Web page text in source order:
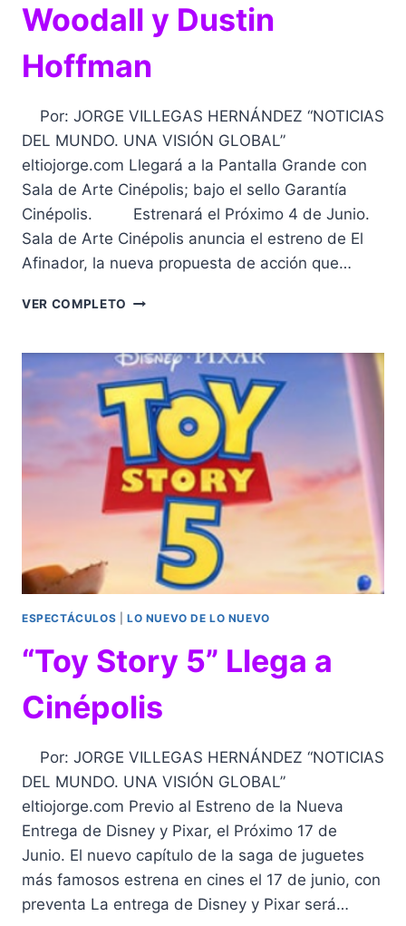
Woodall y Dustin
Hoffman
Por: JORGE VILLEGAS HERNÁNDEZ “NOTICIAS
DEL MUNDO. UNA VISIÓN GLOBAL”
eltiojorge.com Llegará a la Pantalla Grande con
Sala de Arte Cinépolis; bajo el sello Garantía
Cinépolis. Estrenará el Próximo 4 de Junio.
Sala de Arte Cinépolis anuncia el estreno de El
Afinador, la nueva propuesta de acción que…
VER COMPLETO “EL
PROTAGONIZADA
POR
LEO
WOODALL
Y
DUSTIN
HOFFMAN
ESPECTÁCULOS LO NUEVO DE LO NUEVO
“Toy Story 5” Llega a
Cinépolis
Por: JORGE VILLEGAS HERNÁNDEZ “NOTICIAS
DEL MUNDO. UNA VISIÓN GLOBAL”
eltiojorge.com Previo al Estreno de la Nueva
Entrega de Disney y Pixar, el Próximo 17 de
Junio. El nuevo capítulo de la saga de juguetes
más famosos estrena en cines el 17 de junio, con
preventa La entrega de Disney y Pixar será…